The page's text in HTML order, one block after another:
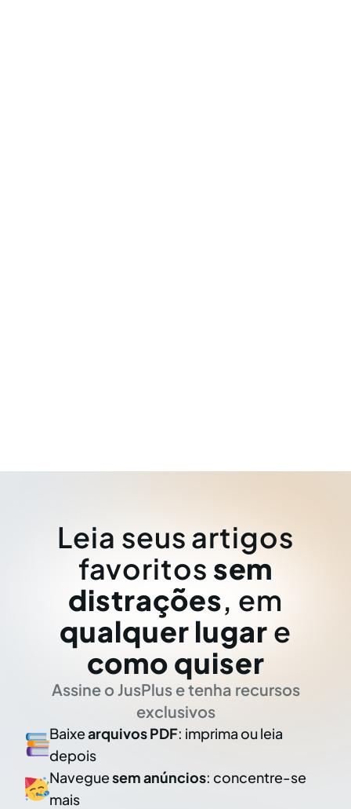
Leia seus artigos
favoritos sem
distrações, em
qualquer lugar e
como quiser
Assine o JusPlus e tenha recursos
exclusivos
Baixearquivos PDF: imprima ou leia
depois
Naveguesem anúncios: concentre-se
mais